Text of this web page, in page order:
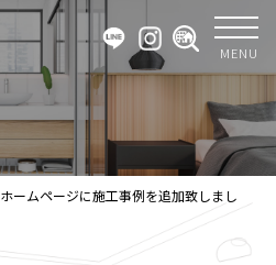
MENU
ホームページに施工事例を追加致しまし